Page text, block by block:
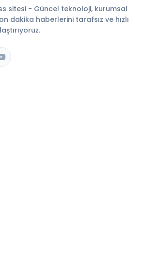
sitesi - Güncel teknoloji, kurumsal
dakika haberlerini tarafsız ve hızlı